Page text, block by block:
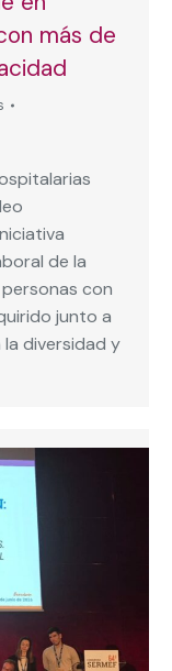
más de
de la
con
junto a
diversidad y